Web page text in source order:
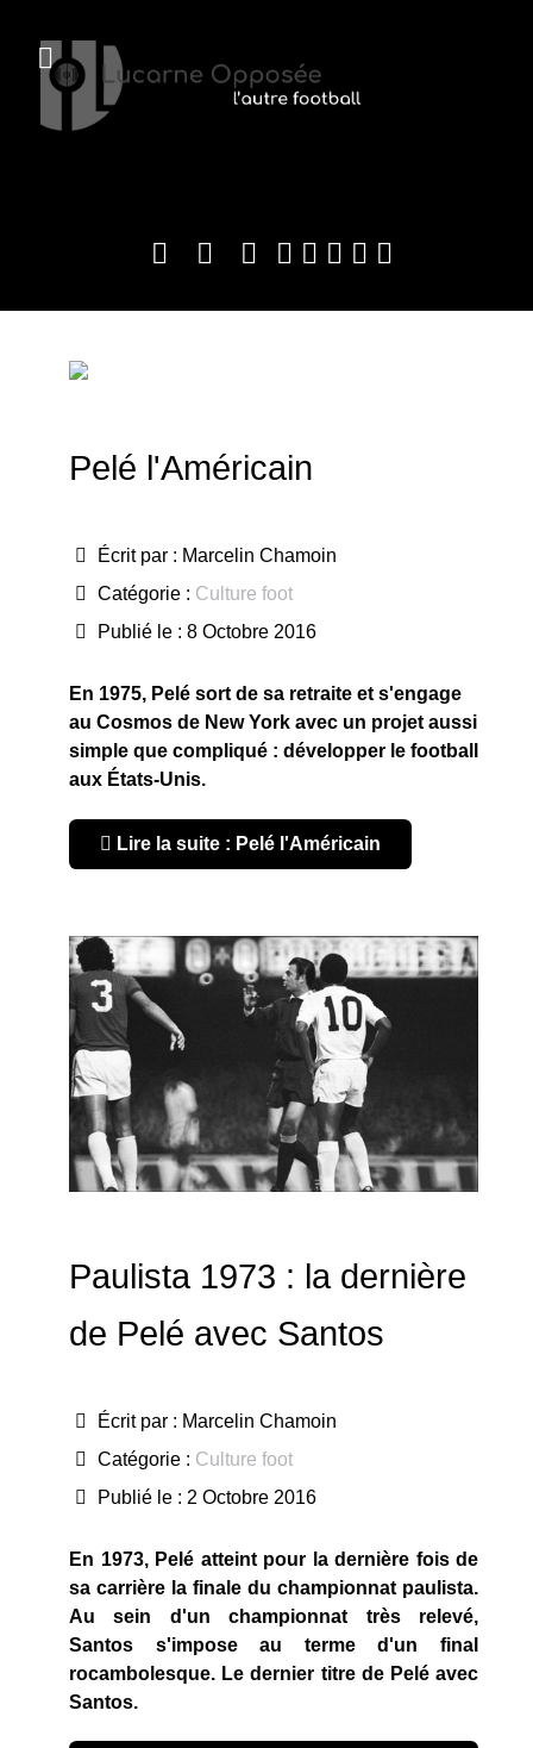
Pelé l'Américain
Écrit par : Marcelin Chamoin
Catégorie : Culture foot
Publié le : 8 Octobre 2016
En 1975, Pelé sort de sa retraite et s'engage
au Cosmos de New York avec un projet aussi
simple que compliqué : développer le football
aux États-Unis.
Lire la suite : Pelé l'Américain
Paulista 1973 : la dernière
de Pelé avec Santos
Écrit par : Marcelin Chamoin
Catégorie : Culture foot
Publié le : 2 Octobre 2016
En 1973, Pelé atteint pour la dernière fois de
sa carrière la finale du championnat paulista.
Au sein d'un championnat très relevé,
Santos s'impose au terme d'un final
rocambolesque. Le dernier titre de Pelé avec
Santos.